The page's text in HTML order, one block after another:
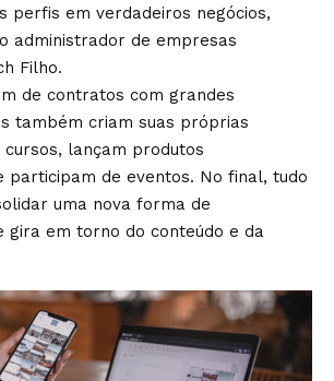
perfis em verdadeiros negócios,
administrador de empresas
Filho.
de contratos com grandes
também criam suas próprias
cursos, lançam produtos
participam de eventos. No final, tudo
uma nova forma de
gira em torno do conteúdo e da